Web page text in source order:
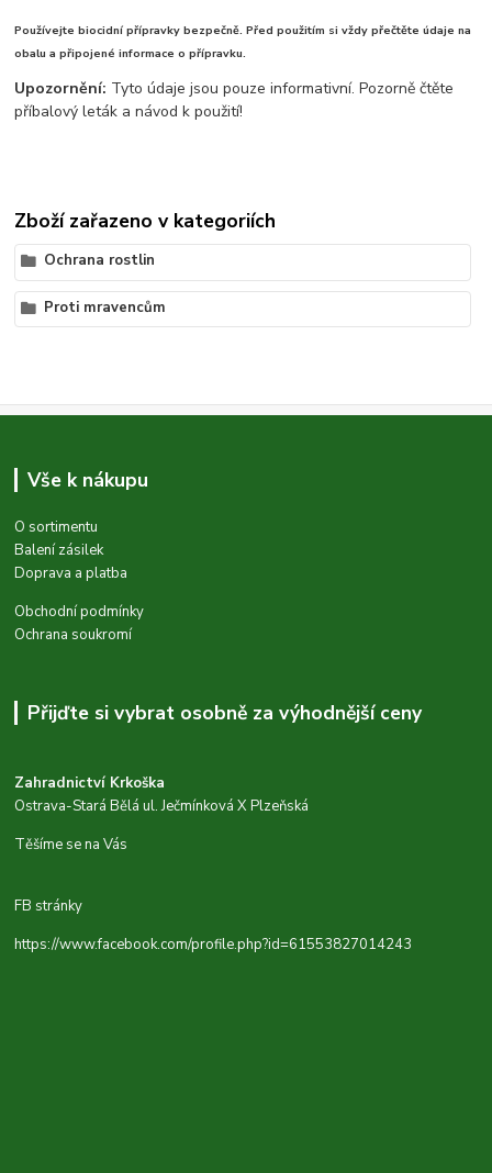
Používejte biocidní přípravky bezpečně. Před použitím si vždy přečtěte údaje na
obalu a připojené informace o přípravku.
Upozornění: Tyto údaje jsou pouze informativní. Pozorně čtěte
příbalový leták a návod k použití!
Zboží zařazeno v kategoriích
Ochrana rostlin
Proti mravencům
Vše k nákupu
O sortimentu
Balení zásilek
Doprava a platba
Obchodní podmínky
Ochrana soukromí
Přijďte si vybrat osobně za výhodnější ceny
Zahradnictví Krkoška
Ostrava-Stará Bělá ul. Ječmínková X Plzeňská
Těšíme se na Vás
FB stránky
https://www.facebook.com/profile.php?id=61553827014243